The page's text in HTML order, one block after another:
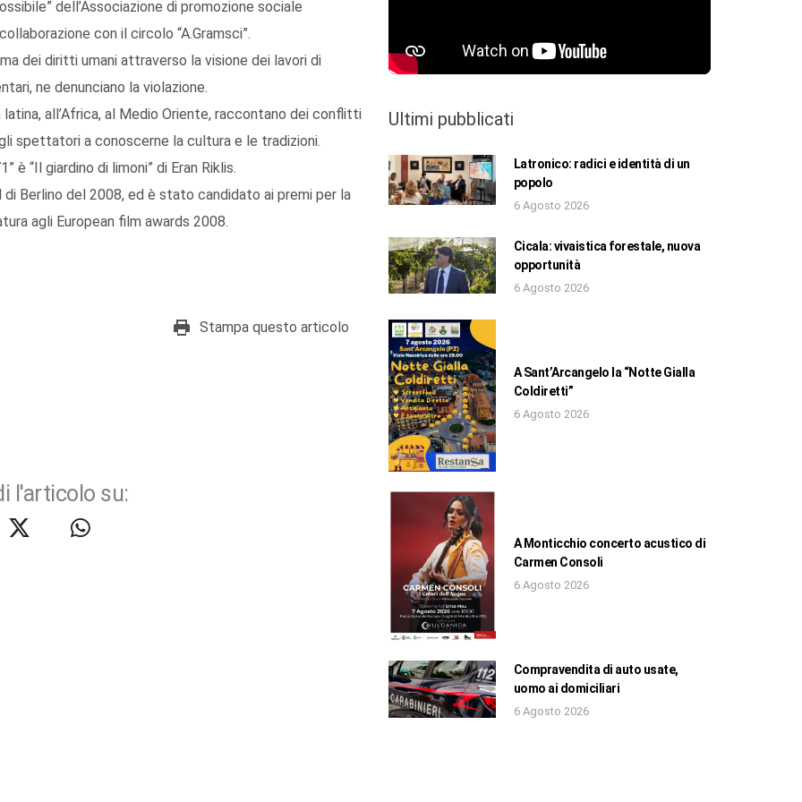
dell’Associazione di promozione sociale
con il circolo “A.Gramsci”.
dei diritti umani attraverso la visione dei lavori di
ne denunciano la violazione.
all’Africa, al Medio Oriente, raccontano dei conflitti
spettatori a conoscerne la cultura e le tradizioni.
è “Il giardino di limoni” di Eran Riklis.
Berlino del 2008, ed è stato candidato ai premi per la
agli European film awards 2008.
Stampa questo articolo
l'articolo su:
Ultimi pubblicati
Latronico: radici e identità di un
popolo
6 Agosto 2026
Cicala: vivaistica forestale, nuova
opportunità
6 Agosto 2026
A Sant’Arcangelo la “Notte Gialla
Coldiretti”
6 Agosto 2026
A Monticchio concerto acustico di
Carmen Consoli
6 Agosto 2026
Compravendita di auto usate,
uomo ai domiciliari
6 Agosto 2026